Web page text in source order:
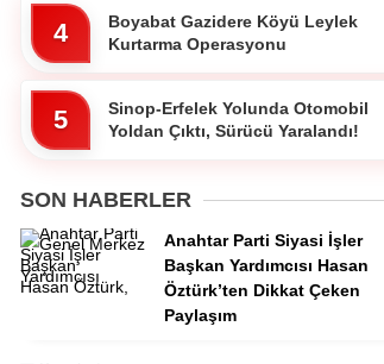
4
Boyabat Gazidere Köyü Leylek
Kurtarma Operasyonu
5
Sinop-Erfelek Yolunda Otomobil
Yoldan Çıktı, Sürücü Yaralandı!
SON HABERLER
Anahtar Parti Siyasi İşler
Başkan Yardımcısı Hasan
Öztürk’ten Dikkat Çeken
Paylaşım